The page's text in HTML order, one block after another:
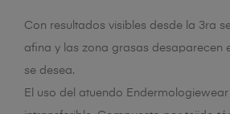
Con resultados visibles desde la 3ra
afina y las zona grasas desaparecen
se desea.
El uso del atuendo